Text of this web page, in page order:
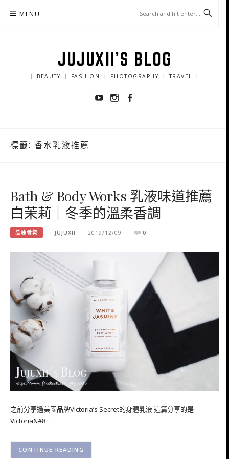
MENU
JUJUXII'S BLOG
｜ BEAUTY ｜ FASHION ｜ PHOTOGRAPHY ｜ TRAVEL ｜
YoutubeInstagram
標籤: 香水乳液推薦
Bath & Body Works 乳液味道推薦
白茉莉｜冬季的溫柔香調
品味香氛 JUJUXII 2019/12/09 0
之前分享過美國品牌Victoria’s Secret的身體乳液 這篇分享的是
Victoria&#8…
CONTINUE READING